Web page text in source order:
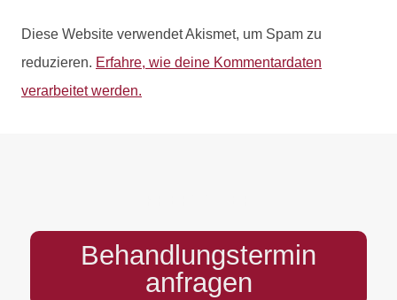
Diese Website verwendet Akismet, um Spam zu
reduzieren. Erfahre, wie deine Kommentardaten
verarbeitet werden.
Behandlungstermin
anfragen